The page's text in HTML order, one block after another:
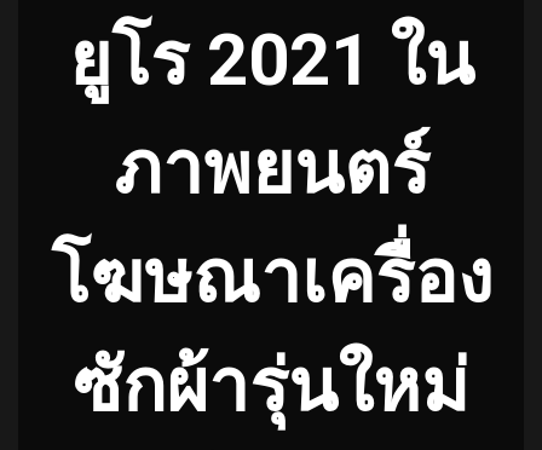
ยูโร 2021 ใน
ภาพยนตร์
โฆษณาเครื่อง
ซักผ้ารุ่นใหม่